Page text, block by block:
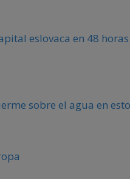
eslovaca en 48 horas
sobre el agua en